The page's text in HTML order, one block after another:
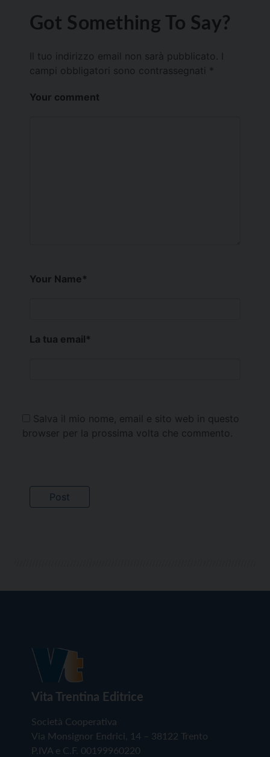
Got Something To Say?
Il tuo indirizzo email non sarà pubblicato.
campi obbligatori sono contrassegnati *
Your comment
Your Name*
La tua email*
Salva il mio nome, email e sito web in questo
browser per la prossima volta che commento.
Vita Trentina Editrice
Società Cooperativa
Via Monsignor Endrici, 14 – 38122 Trento
P.IVA e C.F. 00199960220